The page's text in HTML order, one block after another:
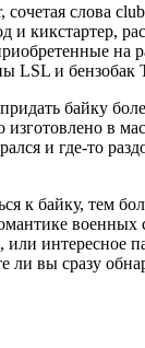
сочетая слова
и кикстартер,
на
LSL и бензобак
байку
изготовлено в
и где-то
к байку, тем
военных
или интересное
ли вы сразу